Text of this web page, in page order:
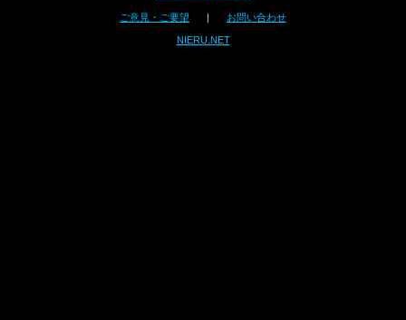
ご意見・ご要望 | お問い合わせ
NIERU.NET